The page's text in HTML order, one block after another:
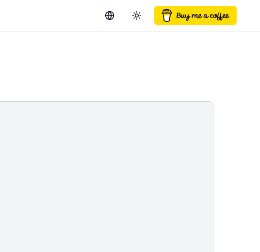
Switch language
Toggle theme